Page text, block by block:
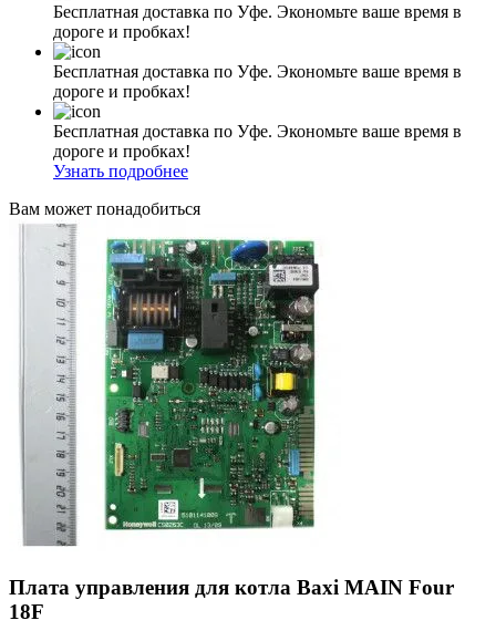
Бесплатная доставка по Уфе. Экономьте ваше время в
дороге и пробках!
Бесплатная доставка по Уфе. Экономьте ваше время в
дороге и пробках!
Бесплатная доставка по Уфе. Экономьте ваше время в
дороге и пробках!
Узнать подробнее
Вам может понадобиться
Плата управления для котла Baxi MAIN Four
18F